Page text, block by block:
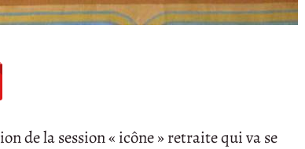
de la session « icône » retraite qui va se